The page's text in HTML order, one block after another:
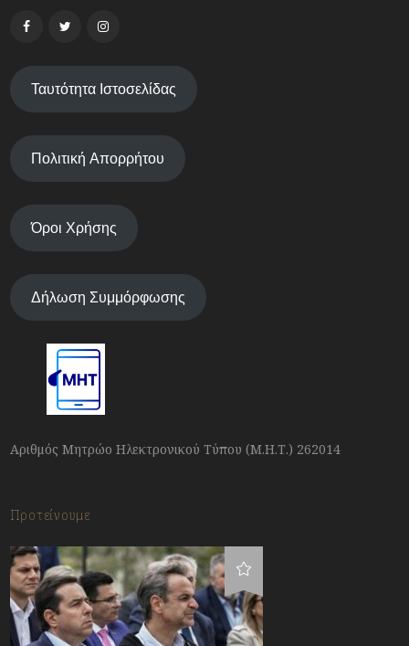
Ταυτότητα Ιστοσελίδας
Πολιτική Απορρήτου
Όροι Χρήσης
Δήλωση Συμμόρφωσης
Αριθμός Μητρώο Ηλεκτρονικού Τύπου (Μ.Η.Τ.) 262014
Προτείνουμε